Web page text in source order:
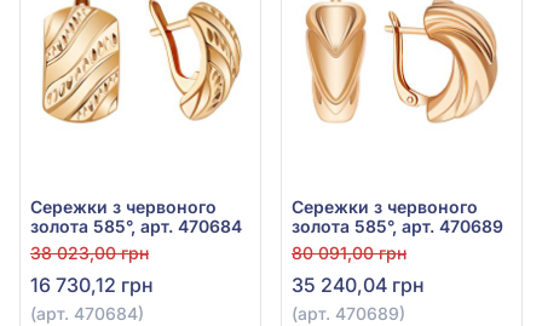
Сережки з червоного
золота 585°, арт. 470684
38 023,00 грн
16 730,12 грн
(арт. 470684)
Сережки з червоного
золота 585°, арт. 470689
80 091,00 грн
35 240,04 грн
(арт. 470689)